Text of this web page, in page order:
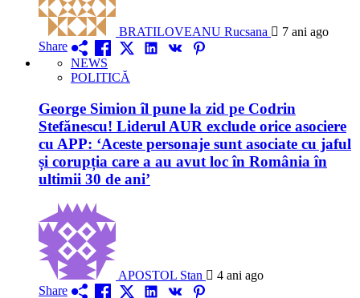
BRATILOVEANU Rucsana
7 ani ago
Share
NEWS
POLITICĂ
George Simion îl pune la zid pe Codrin
Stefănescu! Liderul AUR exclude orice asociere
cu APP: ‘Aceste personaje sunt asociate cu jaful
și corupția care a au avut loc în România în
ultimii 30 de ani’
APOSTOL Stan
4 ani ago
Share